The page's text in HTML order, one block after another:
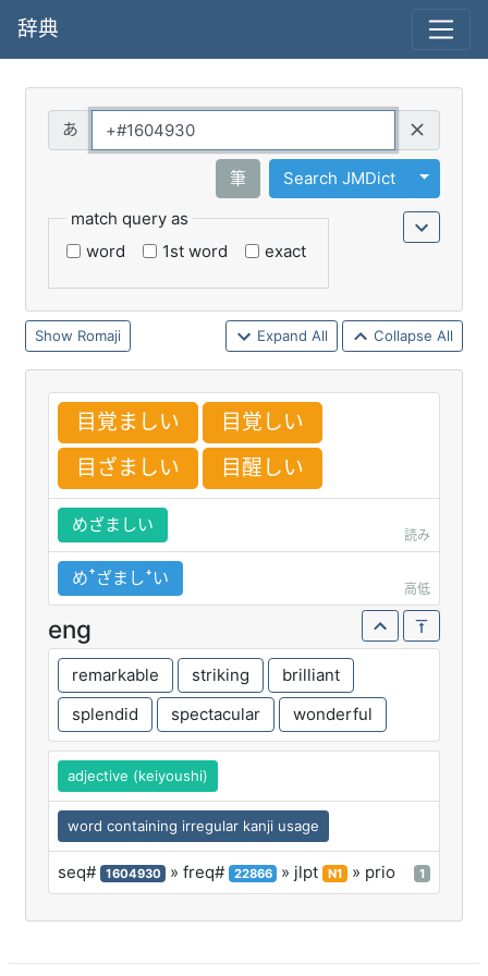
辞典
筆 Search JMDict
Toggle
match query as
word
1st word exact
Romaji Expand All Collapse All
目覚ましい 目覚 しい
目 ざましい 目醒 しい
めざましい
読み
めꜛざましꜜい
高低
eng
remarkable striking
brilliant
splendid
spectacular wonderful
adjective (keiyoushi)
word containing irregular kanji usage
seq# 1604930 » freq# 22866 » jlpt N1 » prio 1